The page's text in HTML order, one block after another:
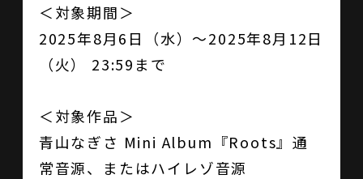
＜対象期間＞
2025年8月6日（水）～2025年8月12日
（火） 23:59まで
＜対象作品＞
青山なぎさ Mini Album『Roots』通
常音源、またはハイレゾ音源